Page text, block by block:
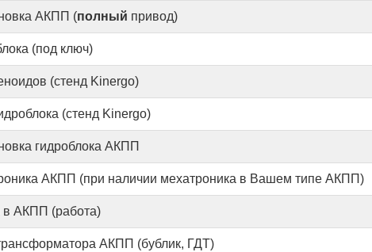
АКПП (полный привод)
(под ключ)
(стенд Kinergo)
(стенд Kinergo)
гидроблока АКПП
АКПП (при наличии мехатроника в Вашем типе АКПП)
АКПП (работа)
АКПП (бублик, ГДТ)